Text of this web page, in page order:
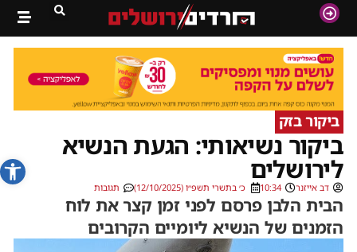
פתח
ביקור בזק
ביקור נשיאותי: הגעת הנשיא
לירושלים
דב אייזנר 10:34 כ׳ בתשרי תשפ״ו (12/10/2025) תגובות
הבית הלבן פרסם לפני זמן קצר את לוח
הזמנים של הנשיא ליומיים הקרובים